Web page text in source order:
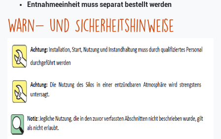
Entnahmeeinheit muss separat bestellt werden
Warn- und Sicherheitshinweise